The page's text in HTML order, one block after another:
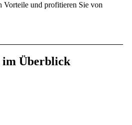
Vorteile und profitieren Sie von
im Überblick